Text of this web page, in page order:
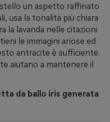
un aspetto raffinato
usa la tonalità più chiara
la lavanda nelle citazioni
le immagini ariose ed
antracite è sufficiente.
aiutano a mantenere il
da ballo iris generata